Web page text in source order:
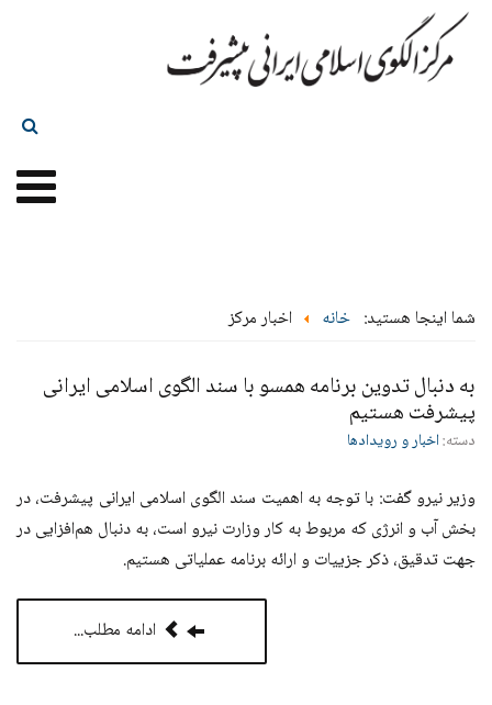
شما اینجا هستید: خانه اخبار مرکز
به دنبال تدوین برنامه همسو با سند الگوی اسلامی ایرانی
پیشرفت هستیم
دسته:اخبار و رویدادها
وزیر نیرو گفت: با توجه به اهمیت سند الگوی اسلامی ایرانی پیشرفت، در
بخش آب و انرژی که مربوط به کار وزارت نیرو است، به دنبال هم‌افزایی در
جهت تدقیق، ذکر جزییات و ارائه برنامه عملیاتی هستیم.
ادامه مطلب...